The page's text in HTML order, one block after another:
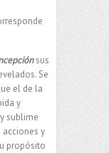
sus
Se
el de la
y
sublime
y
propósito